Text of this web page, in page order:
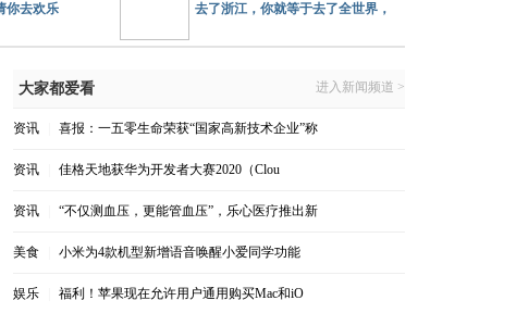
你去欢乐
去了浙江，你就等于去了全世界，
大家都爱看 进入新闻频道 >
资讯 喜报：一五零生命荣获“国家高新技术企业”称
资讯 佳格天地获华为开发者大赛2020（Clou
资讯 “不仅测血压，更能管血压”，乐心医疗推出新
美食 小米为4款机型新增语音唤醒小爱同学功能
娱乐 福利！苹果现在允许用户通用购买Mac和iO